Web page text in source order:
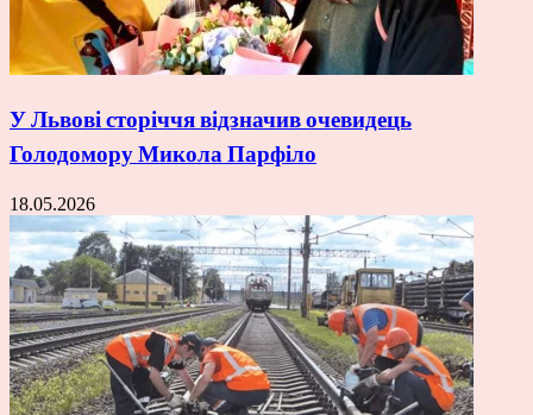
У Львові сторіччя відзначив очевидець
Голодомору Микола Парфіло
18.05.2026